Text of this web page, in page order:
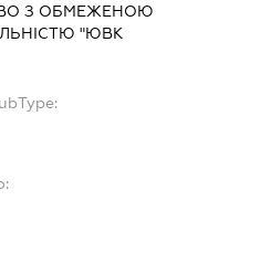
З ОБМЕЖЕНОЮ
"ЮВК